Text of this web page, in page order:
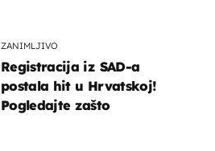
ZANIMLJIVO
Registracija iz SAD-a
postala hit u Hrvatskoj!
Pogledajte zašto